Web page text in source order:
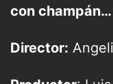
con
Director: